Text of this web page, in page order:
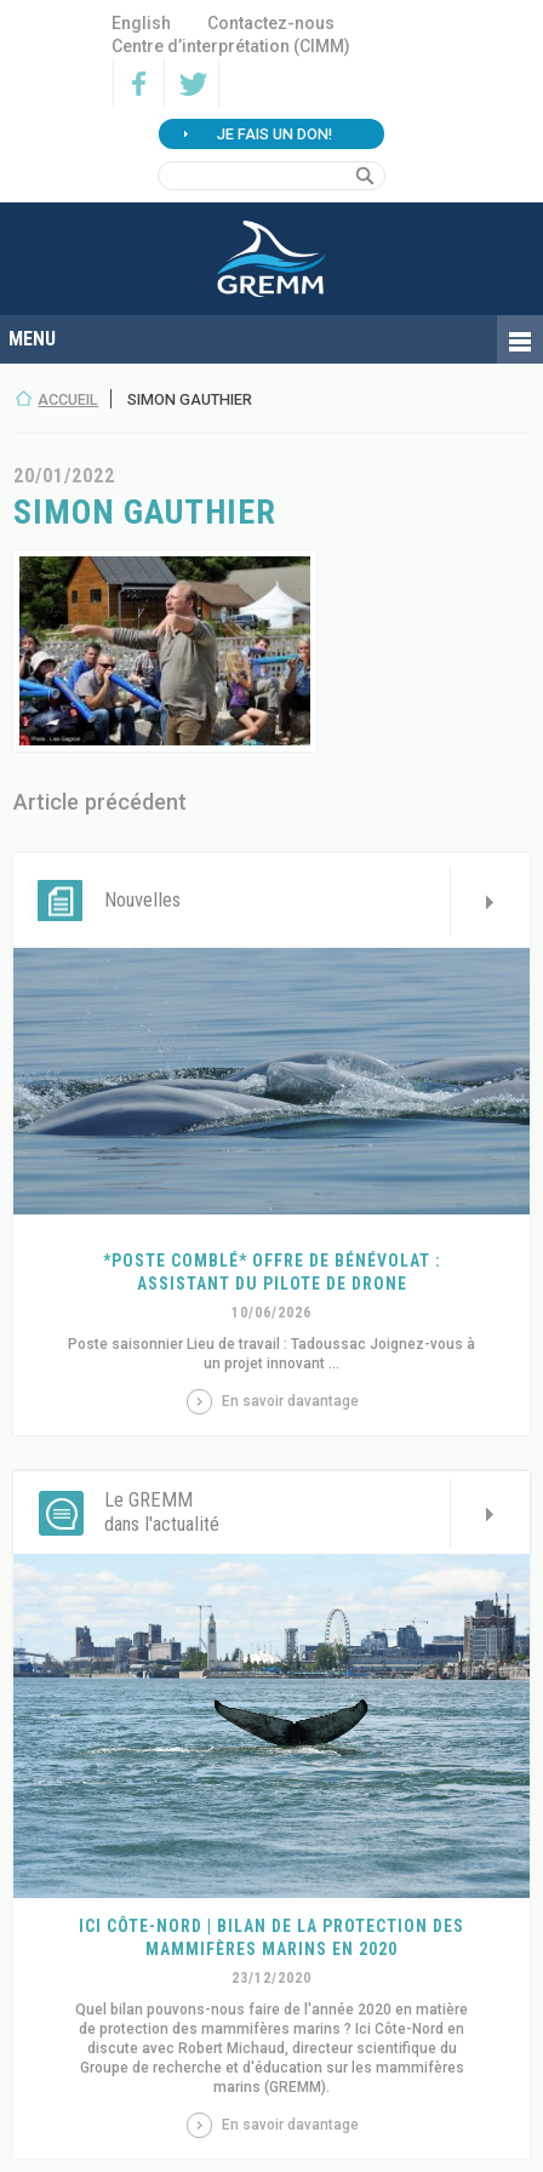
English
Contactez-nous
Centre d’interprétation (CIMM)
JE FAIS UN DON!
ACCUEIL SIMON GAUTHIER
20/01/2022
SIMON GAUTHIER
Article précédent
Nouvelles
*POSTE COMBLÉ* OFFRE DE BÉNÉVOLAT :
ASSISTANT DU PILOTE DE DRONE
10/06/2026
Poste saisonnier Lieu de travail : Tadoussac Joignez-vous à
un projet innovant ...
En savoir davantage
Le GREMM
dans l'actualité
ICI CÔTE-NORD | BILAN DE LA PROTECTION DES
MAMMIFÈRES MARINS EN 2020
23/12/2020
Quel bilan pouvons-nous faire de l'année 2020 en matière
de protection des mammifères marins ? Ici Côte-Nord en
discute avec Robert Michaud, directeur scientifique du
Groupe de recherche et d'éducation sur les mammifères
marins (GREMM).
En savoir davantage